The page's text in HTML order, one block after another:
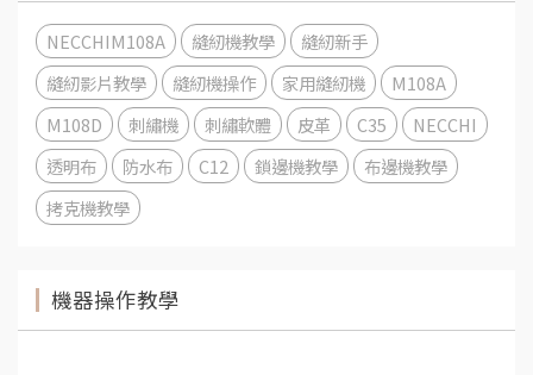
NECCHIM108A 縫紉機教學
縫紉新手
縫紉影片教學
縫紉機操作 家用縫紉機
M108A
M108D
刺繡機 刺繡軟體 皮革 C35
NECCHI
透明布
防水布 C12 鎖邊機教學
布邊機教學
拷克機教學
機器操作教學